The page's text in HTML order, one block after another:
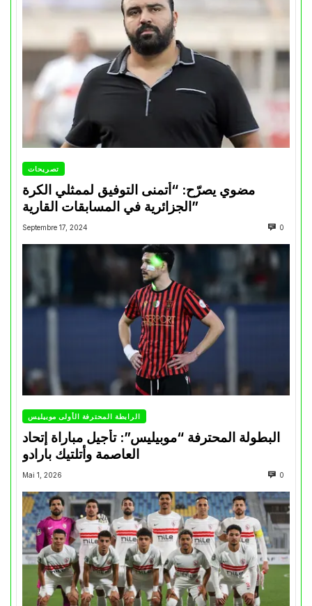
تصريحات
مضوي يصرّح: “أتمنى التوفيق لممثلي الكرة
الجزائرية في المسابقات القارية”
Septembre 17, 2024 0
الرابطة المحترفة الأولى موبيليس
البطولة المحترفة “موبيليس”: تأجيل مباراة إتحاد
العاصمة وأتلتيك بارادو
Mai 1, 2026 0